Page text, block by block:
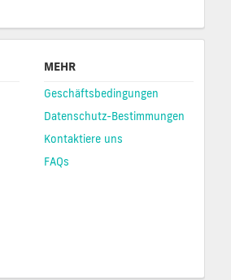
MEHR
Geschäftsbedingungen
Datenschutz-Bestimmungen
Kontaktiere uns
FAQs